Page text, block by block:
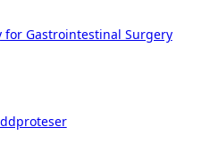
for Gastrointestinal Surgery